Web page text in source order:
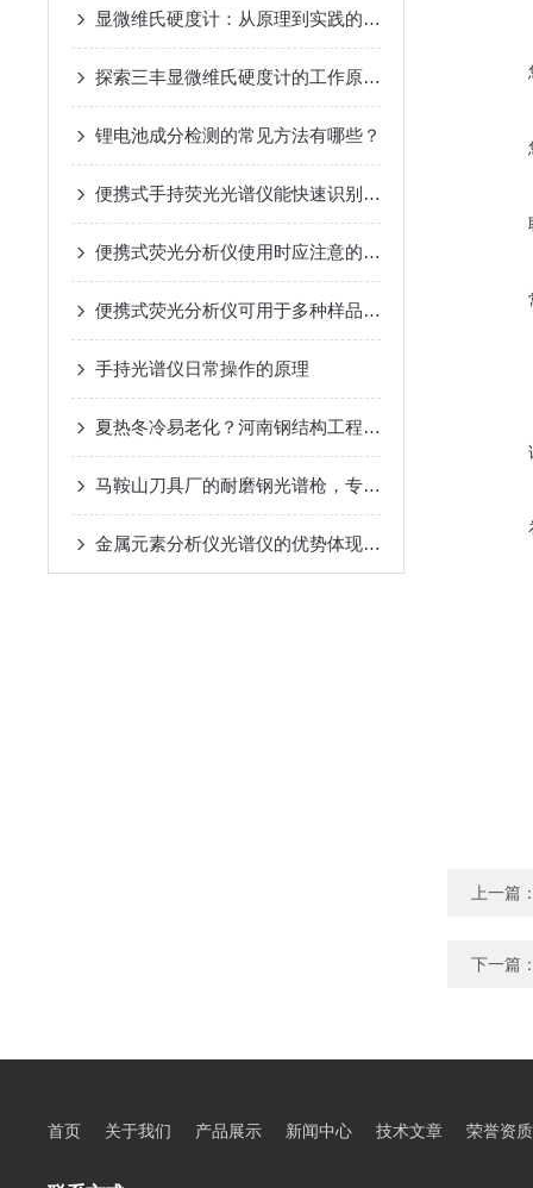
显微维氏硬度计：从原理到实践的全面解析
探索三丰显微维氏硬度计的工作原理与应用领域
锂电池成分检测的常见方法有哪些？
便携式手持荧光光谱仪能快速识别和分类不同种类的金属合金
便携式荧光分析仪使用时应注意的操作规范
便携式荧光分析仪可用于多种样品类型的分析
手持光谱仪日常操作的原理
夏热冬冷易老化？河南钢结构工程靠光谱仪筑牢基建硬实力
马鞍山刀具厂的耐磨钢光谱枪，专查钨钼钒的配比
金属元素分析仪光谱仪的优势体现在哪些方面？
上一篇
下一篇
首页 关于我们 产品展示 新闻中心 技术文章 荣誉资质